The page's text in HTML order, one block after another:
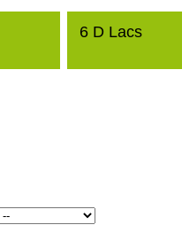
6 D Lacs